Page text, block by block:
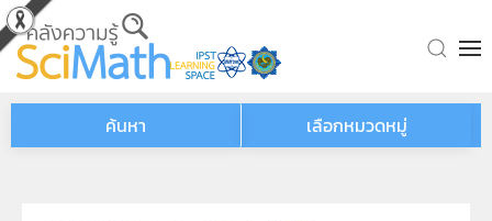
Skip to main content
ค้นหา เลือกหมวดหมู่